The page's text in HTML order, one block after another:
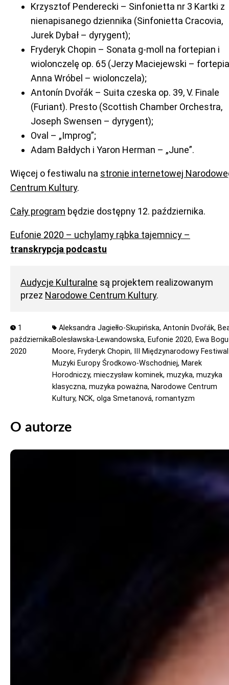
Krzysztof Penderecki – Sinfonietta nr 3 Kartki z
nienapisanego dziennika (Sinfonietta Cracovia,
Jurek Dybał – dyrygent);
Fryderyk Chopin – Sonata g-moll na fortepian i
wiolonczelę op. 65 (Jerzy Maciejewski –
Anna Wróbel – wiolonczela);
Antonín Dvořák – Suita czeska op. 39, V. Finale
(Furiant). Presto (Scottish Chamber Orchestra,
Joseph Swensen – dyrygent);
Oval – „Improg”;
Adam Bałdych i Yaron Herman – „June”.
Więcej o festiwalu na stronie internetowej
Centrum Kultury.
Cały program będzie dostępny 12. października.
Eufonie 2020 – uchylamy rąbka tajemnicy –
transkrypcja podcastu
Audycje Kulturalne są projektem realizowanym
przez Narodowe Centrum Kultury.
1
października
2020
Aleksandra Jagiełło-Skupińska,Antonín Dvořák,
Bolesławska-Lewandowska, Eufonie 2020, Ewa
Moore, Fryderyk Chopin, III Międzynarodowy Festiwal
Muzyki Europy Środkowo-Wschodniej, Marek
Horodniczy, mieczysław kominek, muzyka, muzyka
klasyczna, muzyka poważna, Narodowe Centrum
Kultury, NCK, olga Smetanová, romantyzm
O autorze